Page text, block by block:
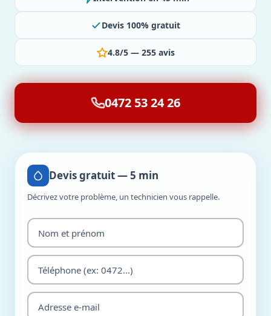
Devis 100% gratuit
4.8/5 — 255 avis
0472 53 24 26
Devis gratuit — 5 min
Décrivez votre problème, un technicien vous rappelle.